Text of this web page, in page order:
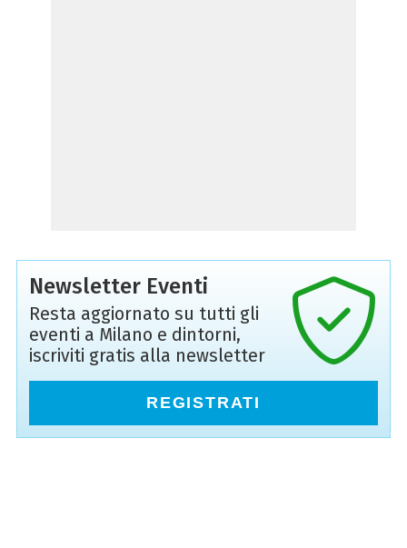
Newsletter Eventi
Resta aggiornato su tutti gli
eventi a Milano e dintorni,
iscriviti gratis alla newsletter
REGISTRATI